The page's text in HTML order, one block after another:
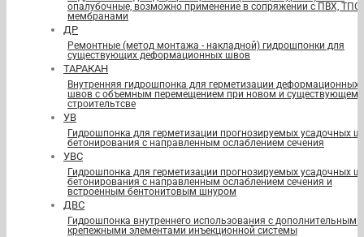
опалубочные, возможно применение в сопряжении с ПВХ, ТПО
мембранами
ДР
Ремонтные (метод монтажа - накладной) гидрошпонки для
существующих деформационных швов
ТАРАКАН
Внутренняя гидрошпонка для герметизации деформационных
швов с объемным перемещением при новом и существующем
строительтсве
УВ
Гидрошпонка для герметизации прогнозируемых усадочных
бетонирования с направленным ослаблением сечения
УВС
Гидрошпонка для герметизации прогнозируемых усадочных
бетонирования с направленным ослаблением сечения и
встроенным бентонитовым шнуром
ДВС
Гидрошпонка внутреннего использования с дополнительными
крепежными элементами инъекционной системы